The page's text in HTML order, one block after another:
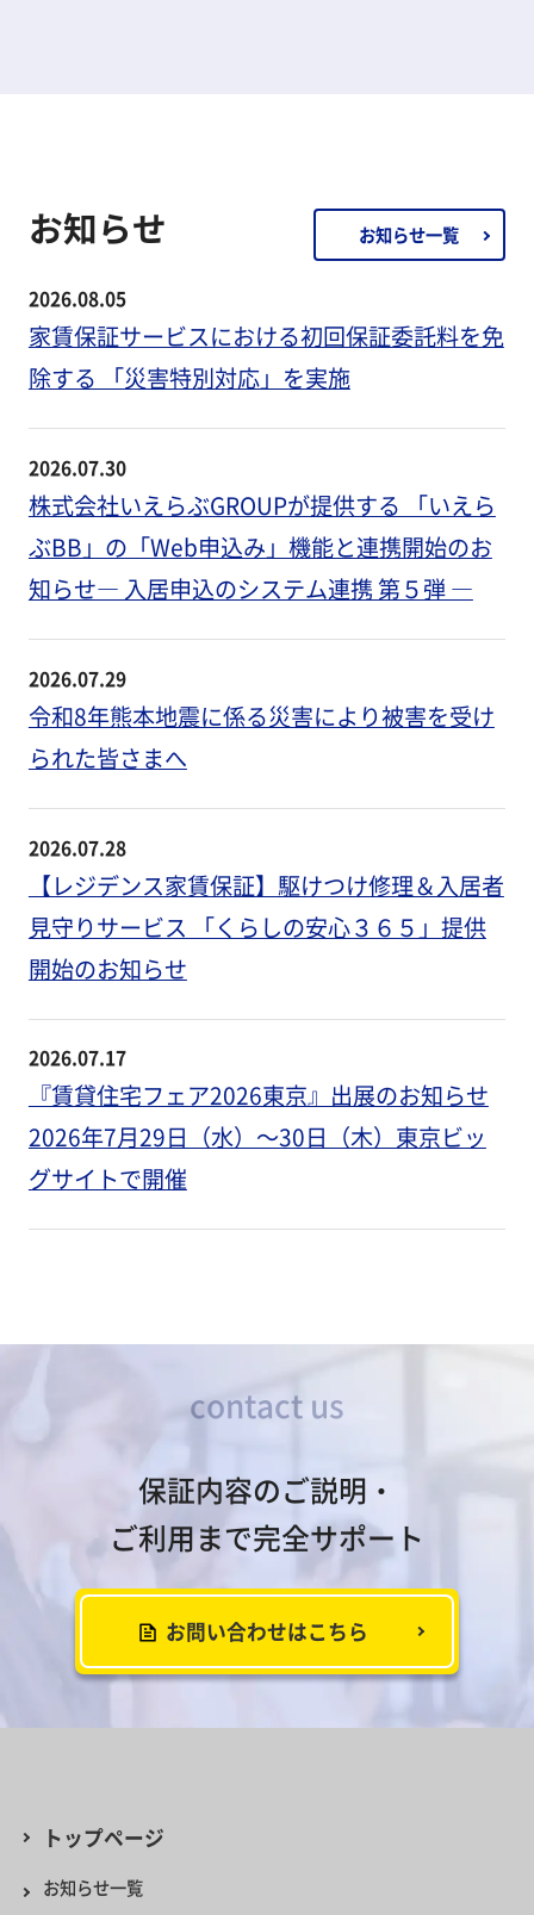
お知らせ お知らせ一覧
2026.08.05
家賃保証サービスにおける初回保証委託料を免
除する 「災害特別対応」を実施
2026.07.30
株式会社いえらぶGROUPが提供する 「いえら
ぶBB」の「Web申込み」機能と連携開始のお
知らせ― 入居申込のシステム連携 第５弾 ―
2026.07.29
令和8年熊本地震に係る災害により被害を受け
られた皆さまへ
2026.07.28
【レジデンス家賃保証】駆けつけ修理＆入居者
見守りサービス 「くらしの安心３６５」提供
開始のお知らせ
2026.07.17
『賃貸住宅フェア2026東京』出展のお知らせ
2026年7月29日（水）～30日（木）東京ビッ
グサイトで開催
contact us
保証内容のご説明・
ご利用まで完全サポート
お問い合わせはこちら
トップページ
お知らせ一覧